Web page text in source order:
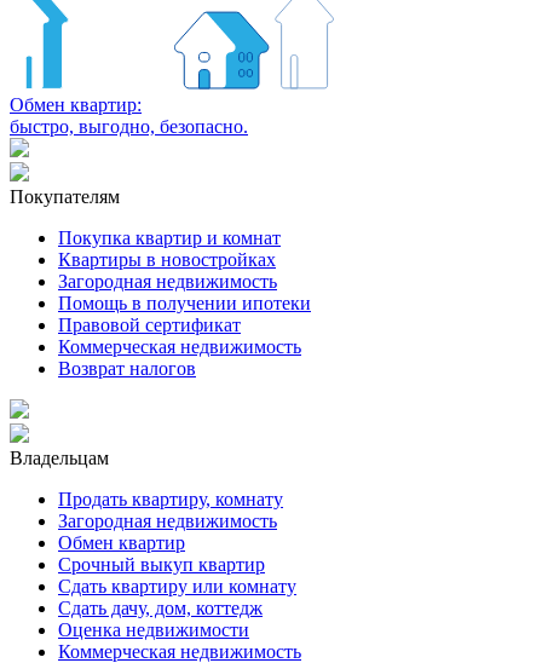
Обмен квартир:
быстро, выгодно, безопасно.
Покупателям
Покупка квартир и комнат
Квартиры в новостройках
Загородная недвижимость
Помощь в получении ипотеки
Правовой сертификат
Коммерческая недвижимость
Возврат налогов
Владельцам
Продать квартиру, комнату
Загородная недвижимость
Обмен квартир
Срочный выкуп квартир
Сдать квартиру или комнату
Сдать дачу, дом, коттедж
Оценка недвижимости
Коммерческая недвижимость